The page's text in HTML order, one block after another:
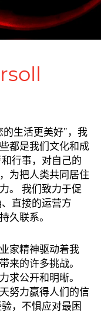
生活更美好”，我
都是我们文化和成
行事，对自己的
为把人类共同居住
。 我们致力于促
直接的运营方
久联系。
家精神驱动着我
来的许多挑战。
求公开和明晰。
努力赢得人们的信
，不惧应对最困